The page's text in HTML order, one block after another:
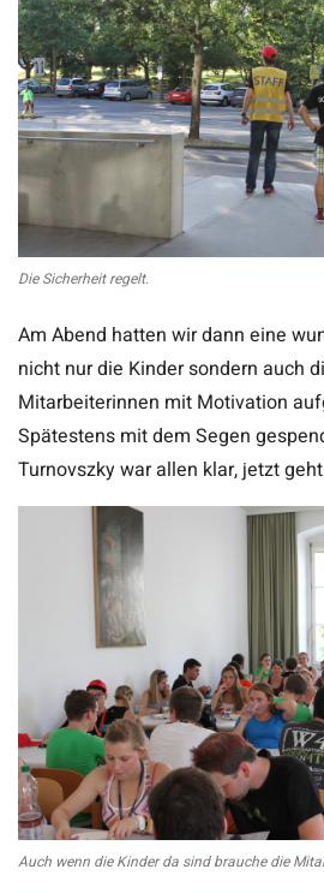
Die Sicherheit regelt.
Am Abend hatten wir dann eine
nicht nur die Kinder sondern auch
Mitarbeiterinnen mit Motivation
Spätestens mit dem Segen
Turnovszky war allen klar, jetzt
Auch wenn die Kinder da sind brauche die